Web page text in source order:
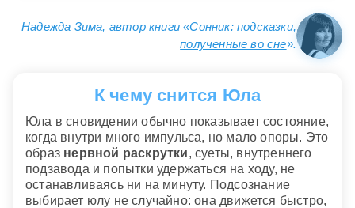
Надежда Зима, автор книги «Сонник: подсказки,
полученные во сне».
К чему снится Юла
Юла в сновидении обычно показывает состояние,
когда внутри много импульса, но мало опоры. Это
образ нервной раскрутки, суеты, внутреннего
подзавода и попытки удержаться на ходу, не
останавливаясь ни на минуту. Подсознание
выбирает юлу не случайно: она движется быстро,